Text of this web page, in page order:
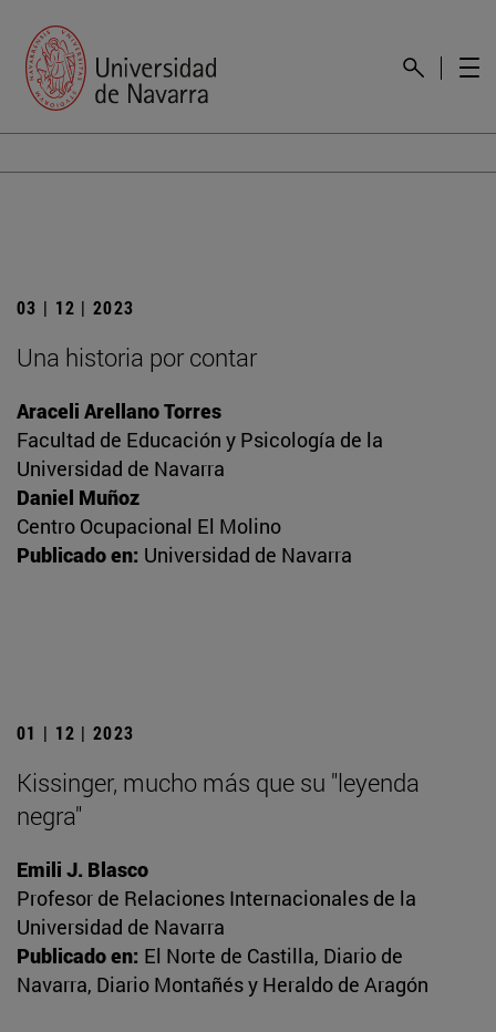
03 | 12 | 2023
Una historia por contar
Araceli Arellano Torres
Facultad de Educación y Psicología de la
Universidad de Navarra
Daniel Muñoz
Centro Ocupacional El Molino
Publicado en: Universidad de Navarra
01 | 12 | 2023
Kissinger, mucho más que su "leyenda
negra"
Emili J. Blasco
Profesor de Relaciones Internacionales de la
Universidad de Navarra
Publicado en: El Norte de Castilla, Diario de
Navarra, Diario Montañés y Heraldo de Aragón